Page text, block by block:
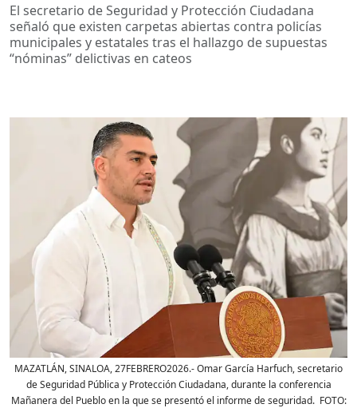
El secretario de Seguridad y Protección Ciudadana
señaló que existen carpetas abiertas contra policías
municipales y estatales tras el hallazgo de supuestas
“nóminas” delictivas en cateos
MAZATLÁN, SINALOA, 27FEBRERO2026.- Omar García Harfuch, secretario
de Seguridad Pública y Protección Ciudadana, durante la conferencia
Mañanera del Pueblo en la que se presentó el informe de seguridad. FOTO: